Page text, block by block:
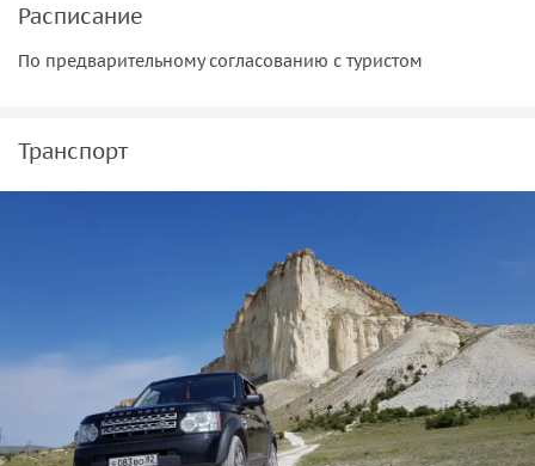
Расписание
По предварительному согласованию с туристом
Транспорт